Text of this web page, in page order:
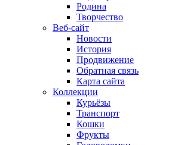
Родина
Творчество
Веб-сайт
Новости
История
Продвижение
Обратная связь
Карта сайта
Коллекции
Курьёзы
Транспорт
Кошки
Фрукты